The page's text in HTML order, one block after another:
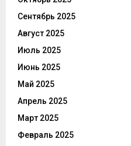
Сентябрь 2025
Август 2025
Июль 2025
Июнь 2025
Май 2025
Апрель 2025
Март 2025
Февраль 2025